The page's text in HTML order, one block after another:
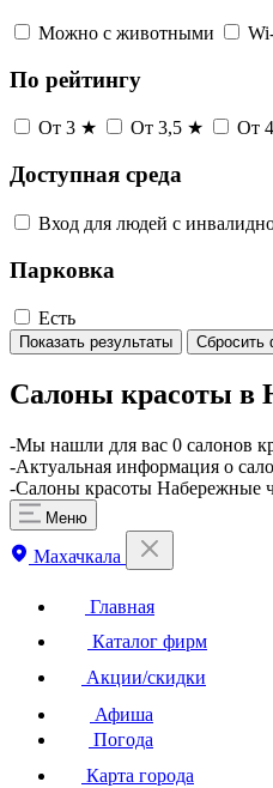
Можно с животными
По рейтингу
От 3 ★ От 3,5 ★ От
Доступная среда
Вход для людей с
Парковка
Есть
Показать результаты Сбросить
Салоны красоты в
-Мы нашли для вас 0 салонов
-Актуальная информация о
-Салоны красоты Набережные
Меню
Махачкала
Главная
Каталог фирм
Акции/скидки
Афиша
Погода
Карта города